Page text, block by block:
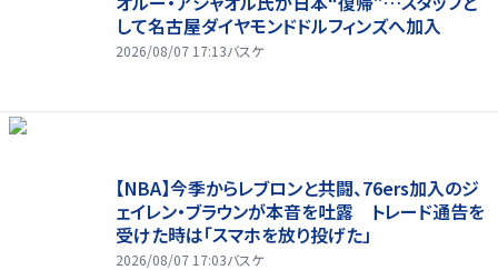
して名古屋ダイヤモンドドルフィンズへ加入
2026/08/07 17:13バスケ
【NBA】今季からレブロンと共闘、76ers加入のジ
ェイレン・ブラウンが本音を吐露 トレード通告を
受けた時は「スマホを放り投げた」
2026/08/07 17:03バスケ